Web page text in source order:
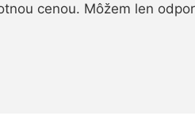
cenou. Môžem len